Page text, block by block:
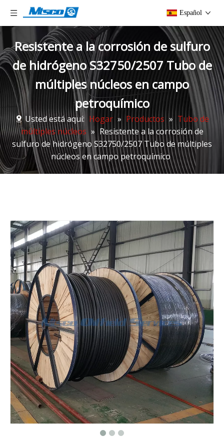
Español
Resistente a la corrosión de sulfuro
de hidrógeno S32750/2507 Tubo de
múltiples núcleos en campo
petroquímico
Usted está aquí: Hogar » Productos » Tubo de
múltiples núcleos » Resistente a la corrosión de
sulfuro de hidrógeno S32750/2507 Tubo de múltiples
núcleos en campo petroquímico